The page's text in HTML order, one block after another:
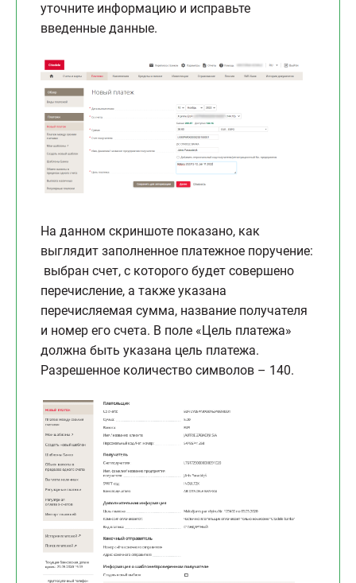
уточните информацию и исправьте
введенные данные.
На данном скриншоте показано, как
выглядит заполненное платежное поручение:
выбран счет, с которого будет совершено
перечисление, а также указана
перечисляемая сумма, название получателя
и номер его счета. В поле «Цель платежа»
должна быть указана цель платежа.
Разрешенное количество символов – 140.